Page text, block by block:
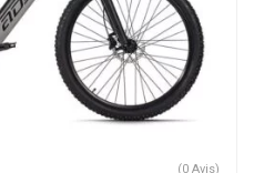
(0 Avis)